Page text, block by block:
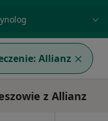
Allianz
z Allianz